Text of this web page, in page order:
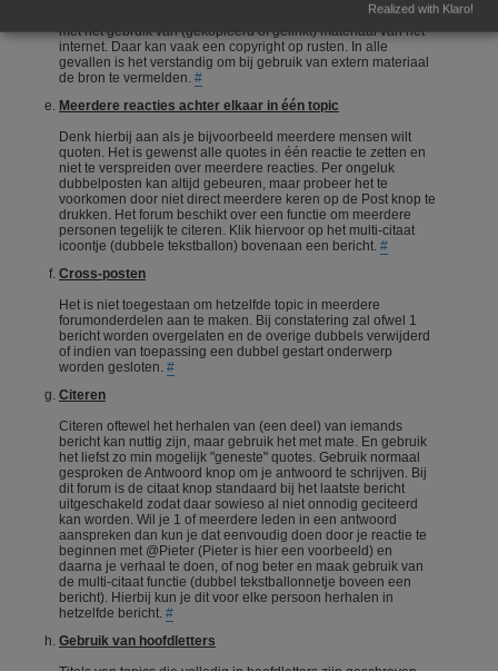
materiaal zal nooit een probleem zijn. Wees echter voorzichtig
met het gebruik van (gekopieerd of gelinkt) materiaal van het
internet. Daar kan vaak een copyright op rusten. In alle
gevallen is het verstandig om bij gebruik van extern materiaal
de bron te vermelden. #
Meerdere reacties achter elkaar in één topic
Denk hierbij aan als je bijvoorbeeld meerdere mensen wilt
quoten. Het is gewenst alle quotes in één reactie te zetten en
niet te verspreiden over meerdere reacties. Per ongeluk
dubbelposten kan altijd gebeuren, maar probeer het te
voorkomen door niet direct meerdere keren op de Post knop te
drukken. Het forum beschikt over een functie om meerdere
personen tegelijk te citeren. Klik hiervoor op het multi-citaat
icoontje (dubbele tekstballon) bovenaan een bericht. #
Cross-posten
Het is niet toegestaan om hetzelfde topic in meerdere
forumonderdelen aan te maken. Bij constatering zal ofwel 1
bericht worden overgelaten en de overige dubbels verwijderd
of indien van toepassing een dubbel gestart onderwerp
worden gesloten. #
Citeren
Citeren oftewel het herhalen van (een deel) van iemands
bericht kan nuttig zijn, maar gebruik het met mate. En gebruik
het liefst zo min mogelijk "geneste" quotes. Gebruik normaal
gesproken de Antwoord knop om je antwoord te schrijven. Bij
dit forum is de citaat knop standaard bij het laatste bericht
uitgeschakeld zodat daar sowieso al niet onnodig geciteerd
kan worden. Wil je 1 of meerdere leden in een antwoord
aanspreken dan kun je dat eenvoudig doen door je reactie te
beginnen met @Pieter (Pieter is hier een voorbeeld) en
daarna je verhaal te doen, of nog beter en maak gebruik van
de multi-citaat functie (dubbel tekstballonnetje boveen een
bericht). Hierbij kun je dit voor elke persoon herhalen in
hetzelfde bericht. #
Gebruik van hoofdletters
Realized with Klaro!